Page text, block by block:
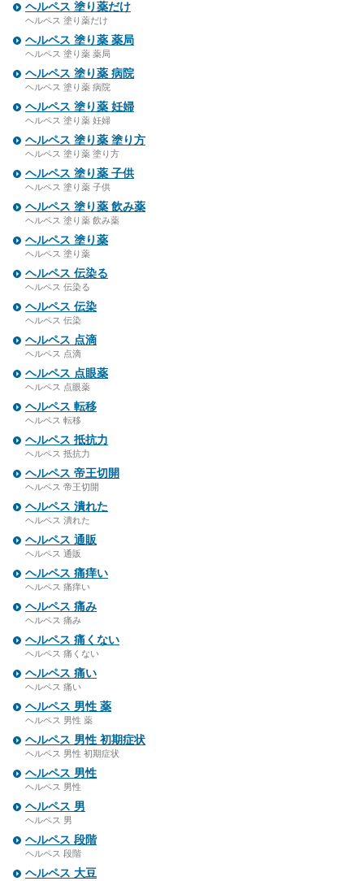
ヘルペス 塗り薬だけ
ヘルペス 塗り薬だけ
ヘルペス 塗り薬 薬局
ヘルペス 塗り薬 薬局
ヘルペス 塗り薬 病院
ヘルペス 塗り薬 病院
ヘルペス 塗り薬 妊婦
ヘルペス 塗り薬 妊婦
ヘルペス 塗り薬 塗り方
ヘルペス 塗り薬 塗り方
ヘルペス 塗り薬 子供
ヘルペス 塗り薬 子供
ヘルペス 塗り薬 飲み薬
ヘルペス 塗り薬 飲み薬
ヘルペス 塗り薬
ヘルペス 塗り薬
ヘルペス 伝染る
ヘルペス 伝染る
ヘルペス 伝染
ヘルペス 伝染
ヘルペス 点滴
ヘルペス 点滴
ヘルペス 点眼薬
ヘルペス 点眼薬
ヘルペス 転移
ヘルペス 転移
ヘルペス 抵抗力
ヘルペス 抵抗力
ヘルペス 帝王切開
ヘルペス 帝王切開
ヘルペス 潰れた
ヘルペス 潰れた
ヘルペス 通販
ヘルペス 通販
ヘルペス 痛痒い
ヘルペス 痛痒い
ヘルペス 痛み
ヘルペス 痛み
ヘルペス 痛くない
ヘルペス 痛くない
ヘルペス 痛い
ヘルペス 痛い
ヘルペス 男性 薬
ヘルペス 男性 薬
ヘルペス 男性 初期症状
ヘルペス 男性 初期症状
ヘルペス 男性
ヘルペス 男性
ヘルペス 男
ヘルペス 男
ヘルペス 段階
ヘルペス 段階
ヘルペス 大豆